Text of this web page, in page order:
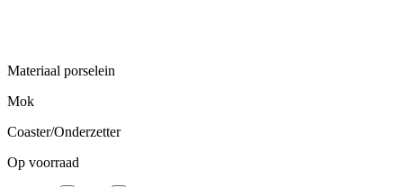
Materiaal porselein
Mok
Coaster/Onderzetter
Op voorraad